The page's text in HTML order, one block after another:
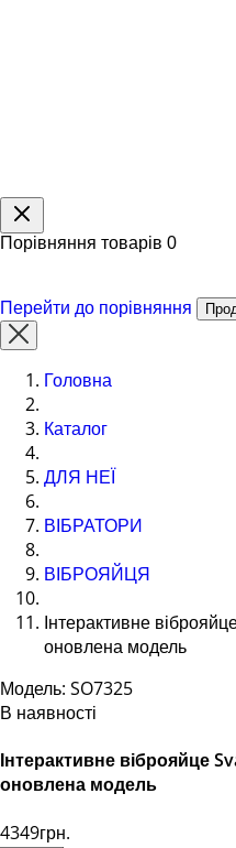
Порівняння товарів 0
Перейти до порівняння
Головна
Каталог
ДЛЯ НЕЇ
ВІБРАТОРИ
ВІБРОЯЙЦЯ
Інтерактивне
оновлена модель
Модель: SO7325
В наявності
Інтерактивне віброяйце
оновлена модель
4349грн.